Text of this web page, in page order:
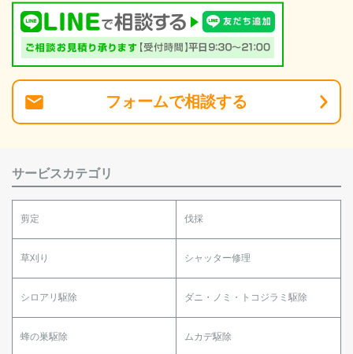
フォームで相談する
サービスカテゴリ
剪定 伐採
草刈り シャッター修理
シロアリ駆除 ダニ・ノミ・トコジラミ駆除
蜂の巣駆除 ムカデ駆除